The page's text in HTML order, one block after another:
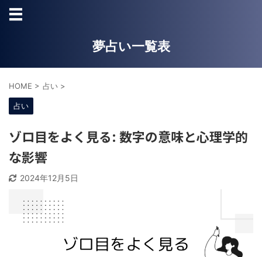
夢占い一覧表
HOME > 占い >
占い
ゾロ目をよく見る: 数字の意味と心理学的
な影響
2024年12月5日